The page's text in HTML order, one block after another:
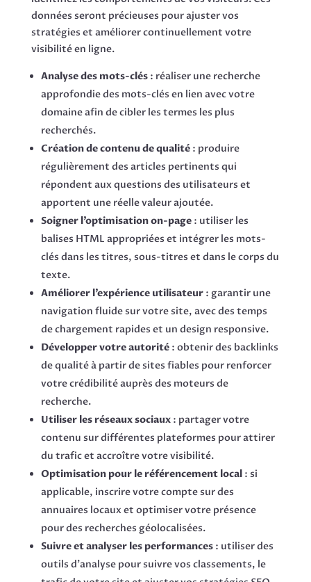
données seront précieuses pour ajuster vos
stratégies et améliorer continuellement votre
visibilité en ligne.
Analyse des mots-clés: réaliser une recherche
approfondie des mots-clés en lien avec votre
domaine afin de cibler les termes les plus
recherchés.
Création de contenu de qualité: produire
régulièrement des articles pertinents qui
répondent aux questions des utilisateurs et
apportent une réelle valeur ajoutée.
Soigner l’optimisation on-page: utiliser les
balises HTML appropriées et intégrer les mots-
clés dans les titres, sous-titres et dans le corps du
texte.
Améliorer l’expérience utilisateur: garantir une
navigation fluide sur votre site, avec des temps
de chargement rapides et un design responsive.
Développer votre autorité: obtenir des backlinks
de qualité à partir de sites fiables pour renforcer
votre crédibilité auprès des moteurs de
recherche.
Utiliser les réseaux sociaux: partager votre
contenu sur différentes plateformes pour attirer
du trafic et accroître votre visibilité.
Optimisation pour le référencement local: si
applicable, inscrire votre compte sur des
annuaires locaux et optimiser votre présence
pour des recherches géolocalisées.
Suivre et analyser les performances: utiliser des
outils d’analyse pour suivre vos classements, le